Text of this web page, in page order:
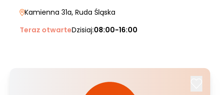
Kamienna 31a, Ruda Śląska
Teraz otwarteDzisiaj:08:00-16:00